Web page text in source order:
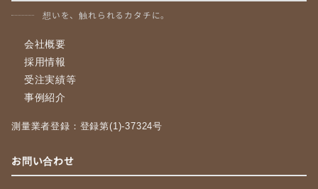
想いを、触れられるカタチに。
会社概要
採用情報
受注実績等
事例紹介
測量業者登録：登録第(1)-37324号
お問い合わせ